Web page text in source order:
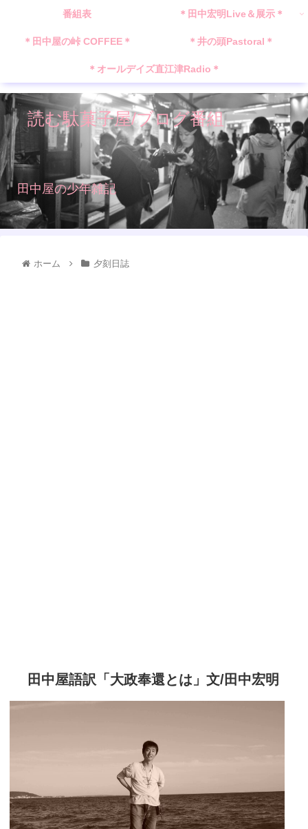
読む駄菓子屋/ブログ番組
田中屋の少年雑記
番組表 ＊田中宏明Live＆展示＊
＊田中屋の峠 COFFEE＊ ＊井の頭Pastoral＊
＊オールデイズ直江津Radio＊
ホーム 夕刻日誌
田中屋語訳「大政奉還とは」文/田中宏明